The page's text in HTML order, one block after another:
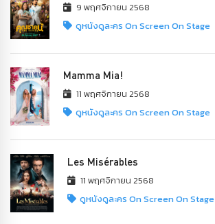
9 พฤศจิกายน 2568
ดูหนังดูละคร On Screen On Stage
Mamma Mia!
11 พฤศจิกายน 2568
ดูหนังดูละคร On Screen On Stage
Les Misérables
11 พฤศจิกายน 2568
ดูหนังดูละคร On Screen On Stage